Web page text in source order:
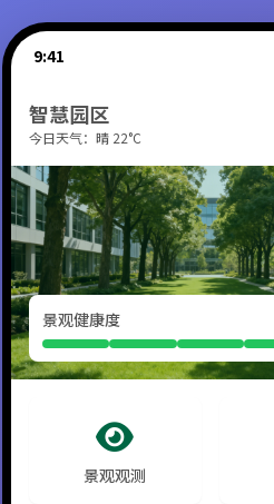
9:41
智慧园区
今日天气：晴 22°C
景观健康度
景观观测